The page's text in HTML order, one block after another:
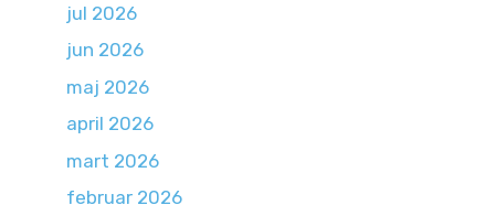
jul 2026
jun 2026
maj 2026
april 2026
mart 2026
februar 2026